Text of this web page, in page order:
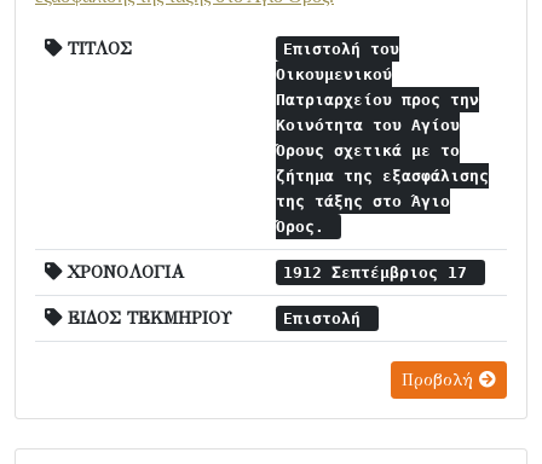
ΤΙΤΛΟΣ
Επιστολή του
Οικουμενικού
Πατριαρχείου προς την
Κοινότητα του Αγίου
Όρους σχετικά με το
ζήτημα της εξασφάλισης
της τάξης στο Άγιο
Όρος.
ΧΡΟΝΟΛΟΓΙΑ 1912 Σεπτέμβριος 17
ΕΙΔΟΣ ΤΕΚΜΗΡΙΟΥ Επιστολή
Προβολή